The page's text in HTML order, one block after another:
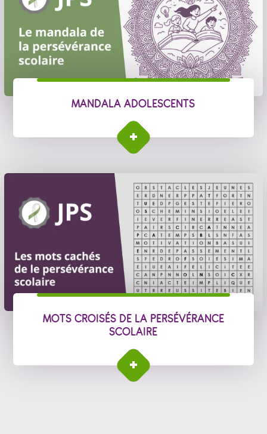
MANDALA ADOLESCENTS
MOTS CROISÉS DE LA PERSÉVÉRANCE
SCOLAIRE